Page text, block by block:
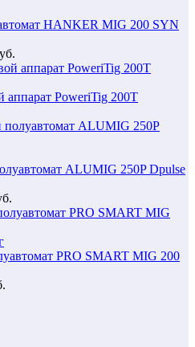
HANKER MIG 200 SYN
аппарат PoweriTig 200T
ALUMIG 250P Dpulse
PRO SMART MIG 200